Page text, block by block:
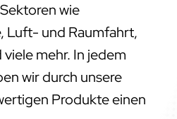
wie
Luft- und Raumfahrt,
mehr. In jedem
wir durch unsere
Produkte einen